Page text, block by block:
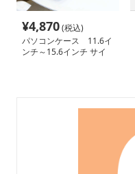
¥4,870(税込)
パソコンケース 11.6イ
ンチ～15.6インチ サイ